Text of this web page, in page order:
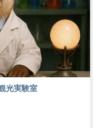
光実験室